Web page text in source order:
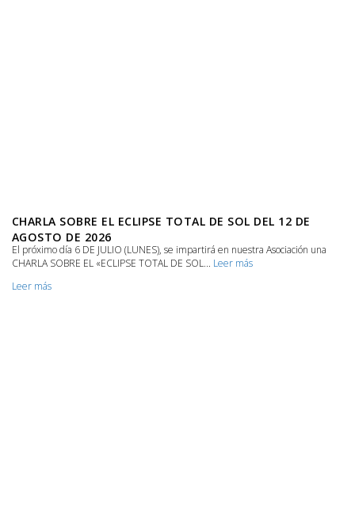
CHARLA SOBRE EL ECLIPSE TOTAL DE SOL DEL 12 DE
AGOSTO DE 2026
El próximo día 6 DE JULIO (LUNES), se impartirá en nuestra Asociación una
CHARLA SOBRE EL «ECLIPSE TOTAL DE SOL... Leer más
Leer más